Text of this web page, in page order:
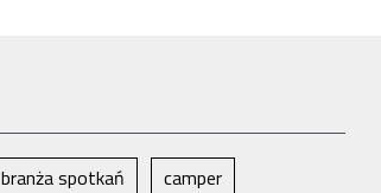
branża spotkań
camper